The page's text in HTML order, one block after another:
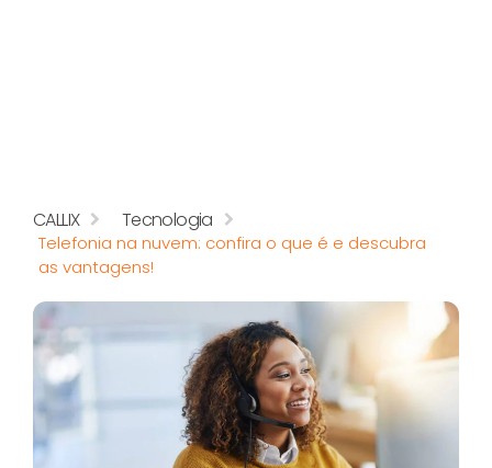
CALLIX Tecnologia
Telefonia na nuvem: confira o que é e descubra
as vantagens!